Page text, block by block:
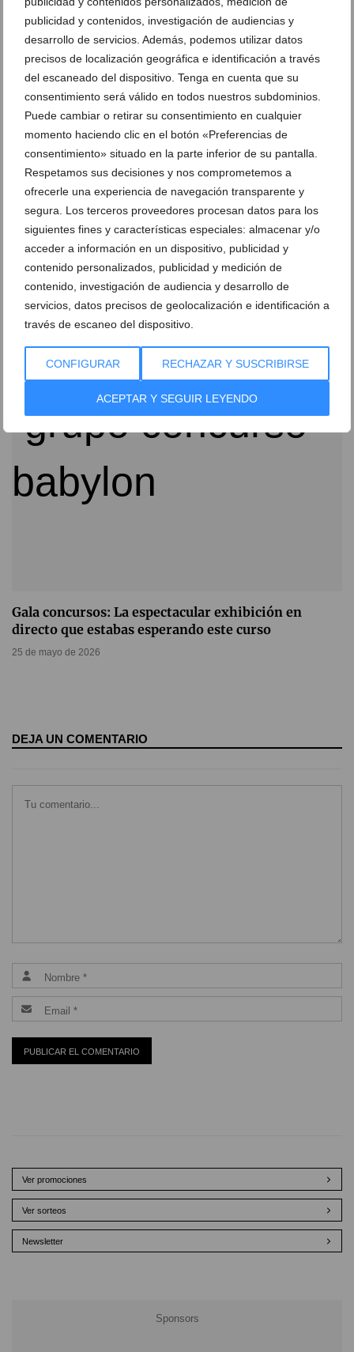
publicidad y contenidos, investigación de audiencias y
desarrollo de servicios. Además, podemos utilizar datos
precisos de localización geográfica e identificación a través
del escaneado del dispositivo. Tenga en cuenta que su
consentimiento será válido en todos nuestros subdominios.
Puede cambiar o retirar su consentimiento en cualquier
momento haciendo clic en el botón «Preferencias de
consentimiento» situado en la parte inferior de su pantalla.
Respetamos sus decisiones y nos comprometemos a
ofrecerle una experiencia de navegación transparente y
segura. Los terceros proveedores procesan datos para los
siguientes fines y características especiales: almacenar y/o
acceder a información en un dispositivo, publicidad y
contenido personalizados, publicidad y medición de
contenido, investigación de audiencia y desarrollo de
servicios, datos precisos de geolocalización e identificación a
través de escaneo del dispositivo.
CONFIGURAR RECHAZAR Y SUSCRIBIRSE
ACEPTAR Y SEGUIR LEYENDO
Camp de Lady Elizabeth School
11 de junio de 2026
Babylon Escuela de Danza ultima los detalles de su
Gala Infantil y lanza las nuevas matrículas para
septiembre
Gala concursos: La espectacular exhibición en
directo que estabas esperando este curso
25 de mayo de 2026
DEJA UN COMENTARIO
Ver promociones
Ver sorteos
Newsletter